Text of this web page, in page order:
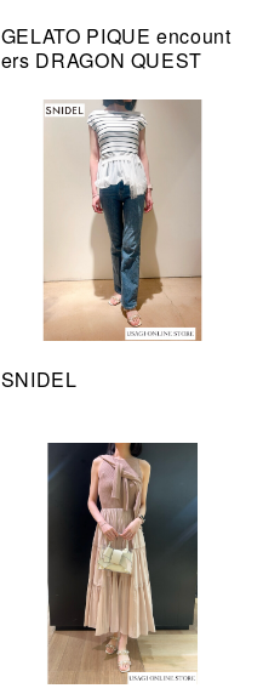
GELATO PIQUE encount
ers DRAGON QUEST
SNIDEL